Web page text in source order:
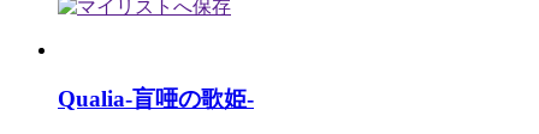
Qualia-盲唖の歌姫-